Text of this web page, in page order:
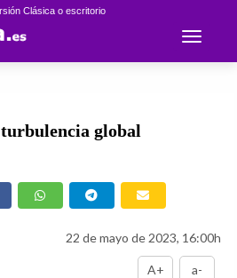
Clásica o escritorio
Toggle
global
22 de mayo de 2023, 16:00h
A+ a-